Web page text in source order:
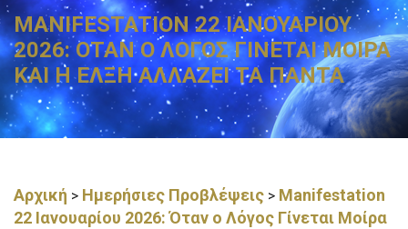
MANIFESTATION 22 ΙΑΝΟΥΑΡΙΟΥ
2026: ΟΤΑΝ Ο ΛΟΓΟΣ ΓΙΝΕΤΑΙ ΜΟΙΡΑ
ΚΑΙ Η ΕΛΞΗ ΑΛΛΑΖΕΙ ΤΑ ΠΑΝΤΑ
Αρχική > Ημερήσιες Προβλέψεις > Manifestation
22 Ιανουαρίου 2026: Όταν ο Λόγος Γίνεται Μοίρα